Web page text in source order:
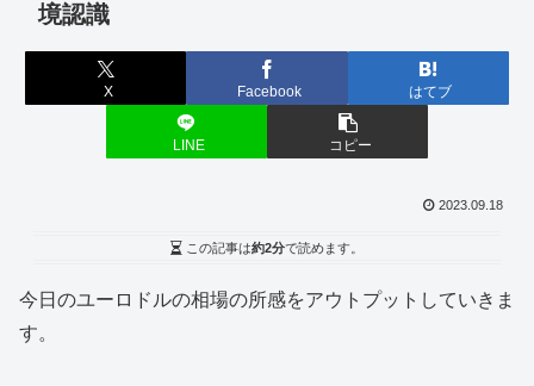
境認識
X Facebook はてブ
LINE コピー
2023.09.18
この記事は約2分で読めます。
今日のユーロドルの相場の所感をアウトプットしていきま
す。